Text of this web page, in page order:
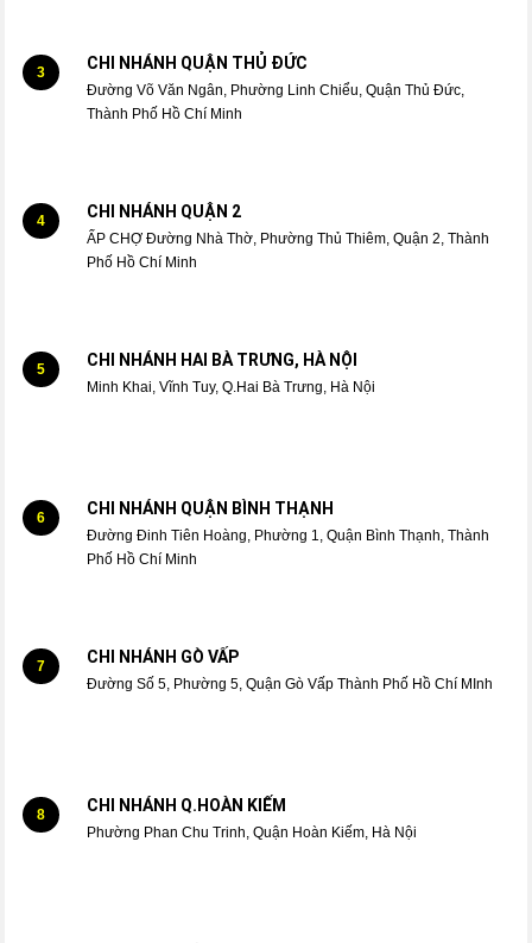
3 CHI NHÁNH QUẬN THỦ ĐỨC
Đường Võ Văn Ngân, Phường Linh Chiểu, Quận Thủ Đức,
Thành Phố Hồ Chí Minh
4 CHI NHÁNH QUẬN 2
ẤP CHỢ Đường Nhà Thờ, Phường Thủ Thiêm, Quận 2, Thành
Phố Hồ Chí Minh
5 CHI NHÁNH HAI BÀ TRƯNG, HÀ NỘI
Minh Khai, Vĩnh Tuy, Q.Hai Bà Trưng, Hà Nội
6 CHI NHÁNH QUẬN BÌNH THẠNH
Đường Đinh Tiên Hoàng, Phường 1, Quận Bình Thạnh, Thành
Phố Hồ Chí Minh
7 CHI NHÁNH GÒ VẤP
Đường Số 5, Phường 5, Quận Gò Vấp Thành Phố Hồ Chí MInh
8 CHI NHÁNH Q.HOÀN KIẾM
Phường Phan Chu Trinh, Quận Hoàn Kiếm, Hà Nội